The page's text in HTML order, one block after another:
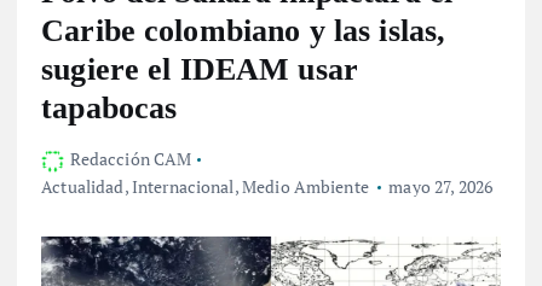
Caribe colombiano y las islas,
sugiere el IDEAM usar
tapabocas
Redacción CAM
Actualidad,Internacional,Medio Ambiente mayo 27, 2026